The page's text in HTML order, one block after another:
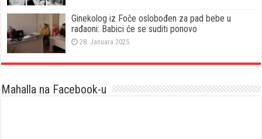
Ginekolog iz Foče oslobođen za pad bebe u
rađaoni: Babici će se suditi ponovo
28. Januara 2025.
Mahalla na Facebook-u